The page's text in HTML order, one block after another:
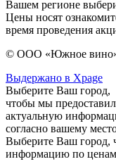
Вашем регионе
Цены носят
время проведения
© ООО «Южное
Выдержано в Xpage
Выберите Ваш город,
чтобы мы
актуальную
согласно вашему
Выберите Ваш город,
информацию по